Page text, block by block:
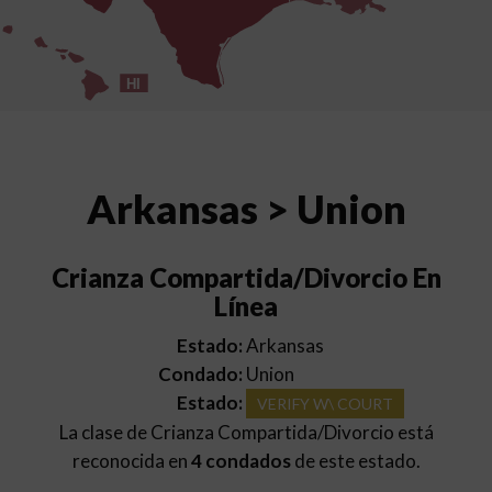
HI
Arkansas > Union
Crianza Compartida/Divorcio En
Línea
Estado:Arkansas
Condado: Union
Estado:
VERIFY W\ COURT
La clase de Crianza Compartida/Divorcio está
reconocida en4 condadosde este estado.